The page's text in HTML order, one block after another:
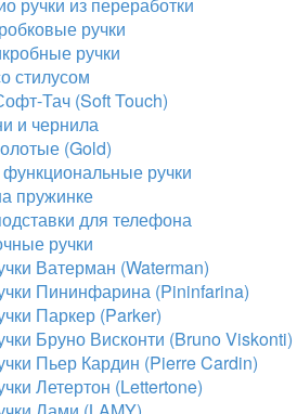
ручки
ручки
стилусом
Тач (Soft Touch)
и чернила
(Gold)
ручки
пружинке
для телефона
ручки
Ватерман (Waterman)
Пининфарина (Pininfarina)
Паркер (Parker)
Бруно Висконти (Bruno Viskonti)
Пьер Кардин (Pierre Cardin)
Летертон (Lettertone)